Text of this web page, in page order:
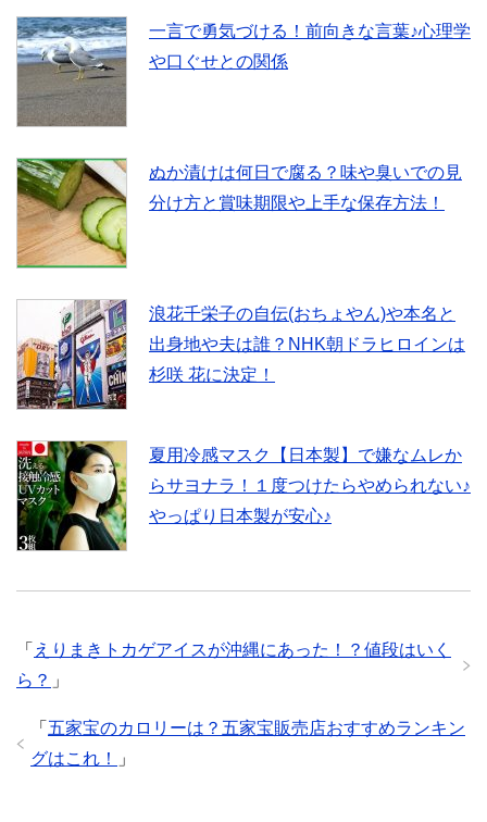
一言で勇気づける！前向きな言葉♪心理学
や口ぐせとの関係
ぬか漬けは何日で腐る？味や臭いでの見
分け方と賞味期限や上手な保存方法！
浪花千栄子の自伝(おちょやん)や本名と
出身地や夫は誰？NHK朝ドラヒロインは
杉咲 花に決定！
夏用冷感マスク【日本製】で嫌なムレか
らサヨナラ！１度つけたらやめられない♪
やっぱり日本製が安心♪
「 えりまきトカゲアイスが沖縄にあった！？値段はいく
ら？ 」
「 五家宝のカロリーは？五家宝販売店おすすめランキン
グはこれ！
」